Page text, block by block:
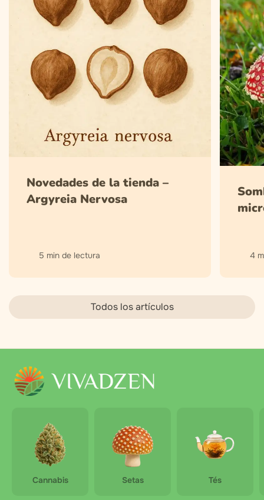
Novedades de la tienda –
Argyreia Nervosa
5 min de lectura 4
Todos los artículos
Cannabis Setas Tés